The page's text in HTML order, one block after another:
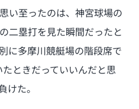
い至ったのは、神宮球場の
二塁打を見た瞬間だったと
に多摩川競艇場の階段席で
ときだっていいんだと思
けた。